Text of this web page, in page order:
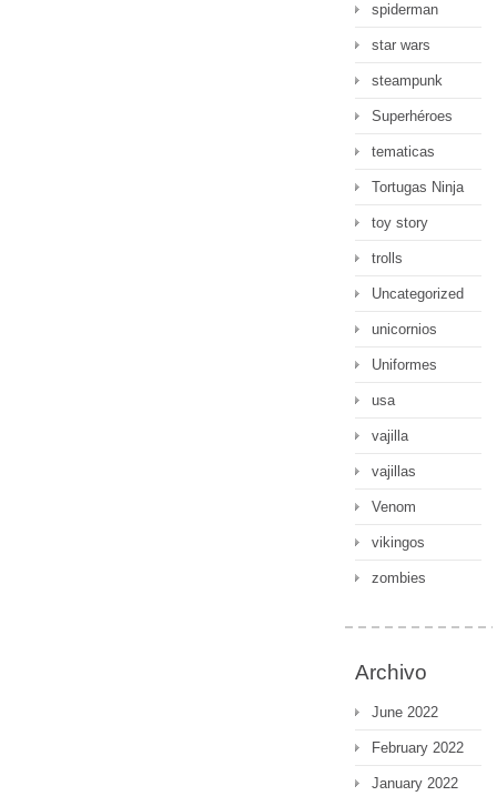
spiderman
star wars
steampunk
Superhéroes
tematicas
Tortugas Ninja
toy story
trolls
Uncategorized
unicornios
Uniformes
usa
vajilla
vajillas
Venom
vikingos
zombies
Archivo
June 2022
February 2022
January 2022